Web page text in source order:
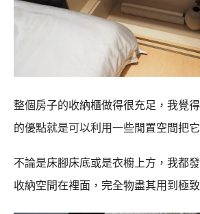
整個房子的收納櫃做得很充足，我覺
的優點就是可以利用一些閒置空間把
不論是床腳床底或是衣櫥上方，我都
收納空間在裡面，完全物盡其用到極致